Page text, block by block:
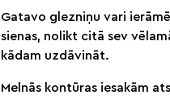
Gatavo glezniņu vari
sienas, nolikt citā sev
kādam uzdāvināt.
Melnās kontūras iesakām